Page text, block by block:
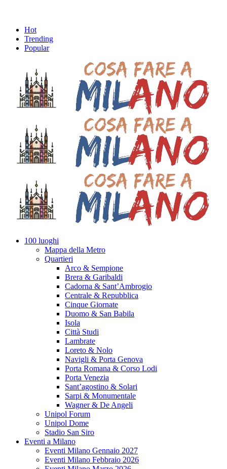
Hot
Trending
Popular
100 luoghi
Mappa della Metro
Quartieri
Arco & Sempione
Brera & Garibaldi
Cadorna & Sant’Ambrogio
Centrale & Repubblica
Cinque Giornate
Duomo & San Babila
Isola
Città Studi
Lambrate
Loreto & Nolo
Navigli & Porta Genova
Porta Romana & Corso Lodi
Porta Venezia
Sant’agostino & Solari
Sarpi & Monumentale
Wagner & De Angeli
Unipol Forum
Unipol Dome
Stadio San Siro
Eventi a Milano
Eventi Milano Gennaio 2027
Eventi Milano Febbraio 2026